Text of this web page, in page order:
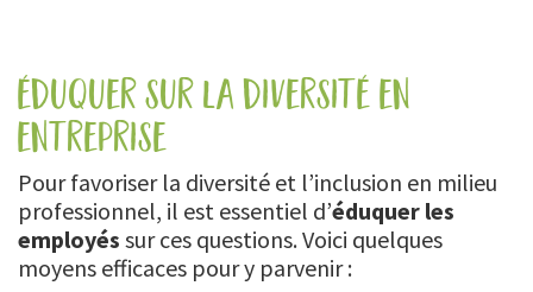
éduquer sur la diversité en
entreprise
Pour favoriser la diversité et l’inclusion en milieu
professionnel, il est essentiel d’éduquer les
employés sur ces questions. Voici quelques
moyens efficaces pour y parvenir :